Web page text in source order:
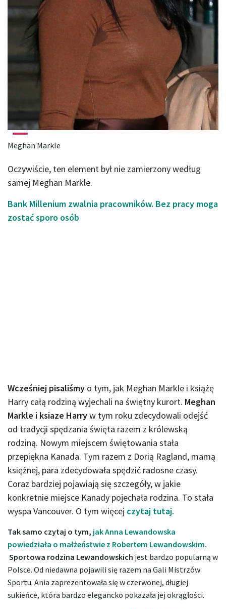
Meghan Markle
Oczywiście, ten element był nie zamierzony według
samej Meghan Markle.
Bank Millenium zwalnia pracowników. Bez pracy moga
zostać sporo osób
Wcześniej pisaliśmy o tym, jak Meghan Markle i książę
Harry całą rodziną wyjechali na świętny kurort. Meghan
Markle i ksiaze Harryw tym roku zdecydowali odejść
od tradycji spędzania święta razem z królewską
rodziną. Nowym miejscem świętowania stała
przepiękna Kanada. Tym razem z Dorią Ragland, mamą
księżnej, para zdecydowała spędzić radosne czasy.
Coraz bardziej pojawiają się szczegóły, w jakie
konkretnie miejsce Kanady pojechała rodzina. To stała
wyspa Vancouver. O tym więcej czytaj tutaj.
Tak samo czytaj o tym, jak Anna Lewandowska
powiedziała o małżeństwie z Robertem Lewandowskim.
Sportowa rodzina Lewandowskich jest bardzo popularną w
Polsce. Od niedawna pojawili się razem na Gali Mistrzów
Sportu. Ania zaprezentowała się w czerwonej, długiej
sukieńce, która bardzo elegancko pokazała jej okrągłości.